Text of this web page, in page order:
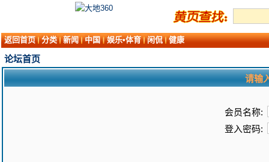
返回首页 分类 新闻 中国 娱乐•体育 闲侃 健康
论坛首页
请输
会员名称:
登入密码: